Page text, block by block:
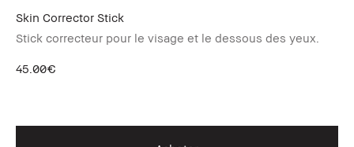
Skin Corrector Stick
Stick correcteur pour le visage et le dessous des yeux.
45.00€